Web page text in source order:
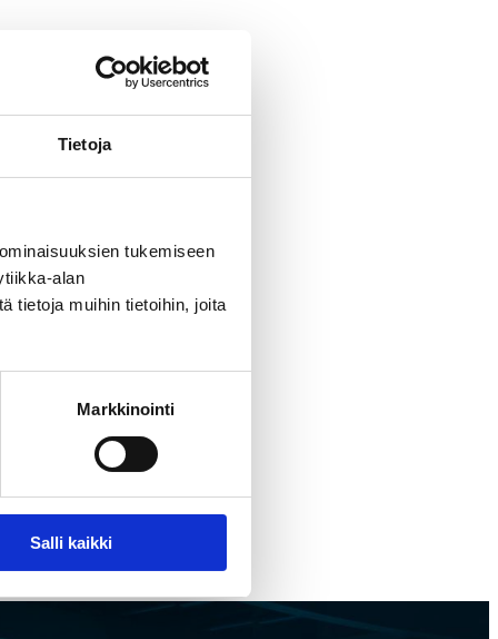
Tietoja
tukemiseen
alan
tietoja muihin tietoihin, joita
Markkinointi
Salli kaikki